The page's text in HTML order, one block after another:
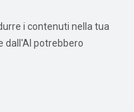
i contenuti nella tua
dall'AI potrebbero